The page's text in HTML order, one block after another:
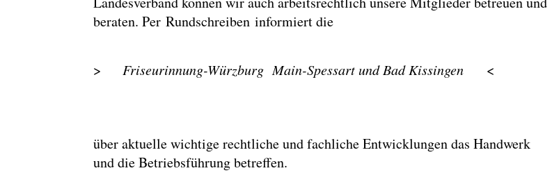
beraten. Per Rundschreiben informiert die
>Friseurinnung-Würzburg Main-Spessart und Bad Kissingen <
über aktuelle wichtige rechtliche und fachliche Entwicklungen das Handwerk
und die Betriebsführung betreffen.